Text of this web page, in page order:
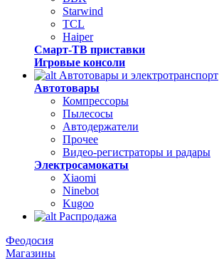
Starwind
TCL
Haiper
Смарт-ТВ приставки
Игровые консоли
Автотовары и электротранспорт
Автотовары
Компрессоры
Пылесосы
Автодержатели
Прочее
Видео-регистраторы и радары
Электросамокаты
Xiaomi
Ninebot
Kugoo
Распродажа
Феодосия
Магазины